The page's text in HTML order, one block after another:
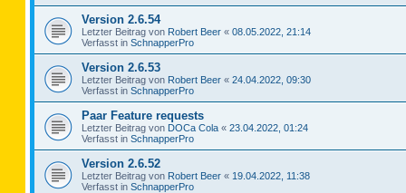
Version 2.6.54
Letzter Beitrag von Robert Beer « 08.05.2022, 21:14
Verfasst in SchnapperPro
Version 2.6.53
Letzter Beitrag von Robert Beer « 24.04.2022, 09:30
Verfasst in SchnapperPro
Paar Feature requests
Letzter Beitrag von DOCa Cola « 23.04.2022, 01:24
Verfasst in SchnapperPro
Version 2.6.52
Letzter Beitrag von Robert Beer « 19.04.2022, 11:38
Verfasst in SchnapperPro